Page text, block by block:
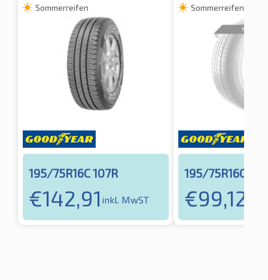
Sommerreifen
195/75R16C 107R
€142,91 inkl. MwST
Sommerreifen
195/75R16C
€99,12